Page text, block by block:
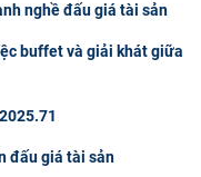
nghề đấu giá tài sản
buffet và giải khát giữa
đấu giá tài sản